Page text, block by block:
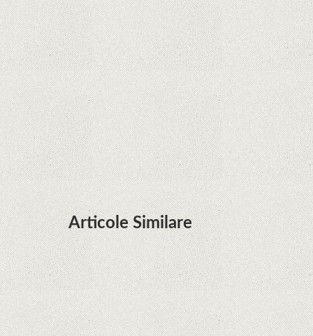
Zvon: aplicațiile Google nu se mai pot instala pe
terminalele Huawei cu procesoare Kirin
Huawei P50 primeşte o posibilă dată de lansare
şi e mai curând decât credeam; Are cameră
telephoto cu zoom optic variabil
Articole Similare
Microsoft lucrează la dezvoltarea unui procesor
proprietar pentru dispozitivele Surface